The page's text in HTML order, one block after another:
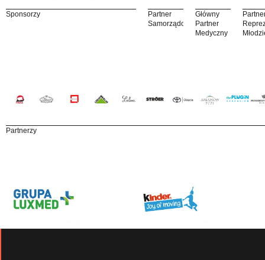
Sponsorzy
Partner
Samorządowy
Główny
Partner
Medyczny
Partnerzy